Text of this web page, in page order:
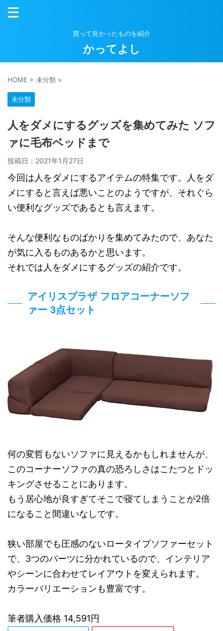
買って良かったものを紹介
かってよし
HOME > 未分類 >
未分類
人をダメにするグッズを集めてみた ソフ
ァに毛布ベッドまで
投稿日： 2021年1月27日
今回は人をダメにするアイテムの特集です。人をダ
メにすると言えば悪いことのようですが、それぐら
い便利なグッズであるとも言えます。
そんな便利なものばかりを集めてみたので、あなた
が気に入るものあるかと思います。
それでは人をダメにするグッズの紹介です。
アイリスプラザ フロアコーナーソフ
ァー 3点セット
何の変哲もないソファに見えるかもしれませんが、
このコーナーソファの真の恐ろしさはこたつとドッ
キングさせることにあります。
もう居心地が良すぎてそこで寝てしまうことが2倍
になること間違いなしです。
狭い部屋でも圧感のないロータイプソファーセット
で、3つのパーツに分かれているので、インテリア
やシーンに合わせてレイアウトを変えられます。
カラーバリエーションも豊富です。
筆者購入価格 14,591円